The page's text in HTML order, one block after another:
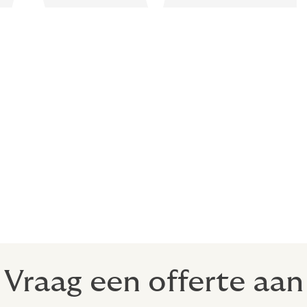
Vraag een offerte aan